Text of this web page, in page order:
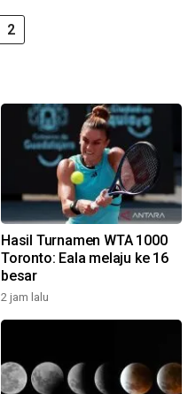
2
Hasil Turnamen WTA 1000
Toronto: Eala melaju ke 16
besar
2 jam lalu